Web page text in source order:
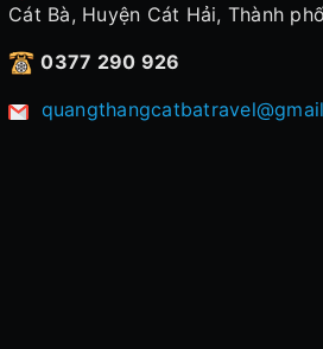
Cát Bà, Huyện Cát Hải, Thành
0377 290 926